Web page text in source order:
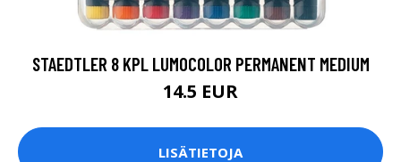
STAEDTLER 8 KPL LUMOCOLOR PERMANENT MEDIUM
14.5 EUR
LISÄTIETOJA